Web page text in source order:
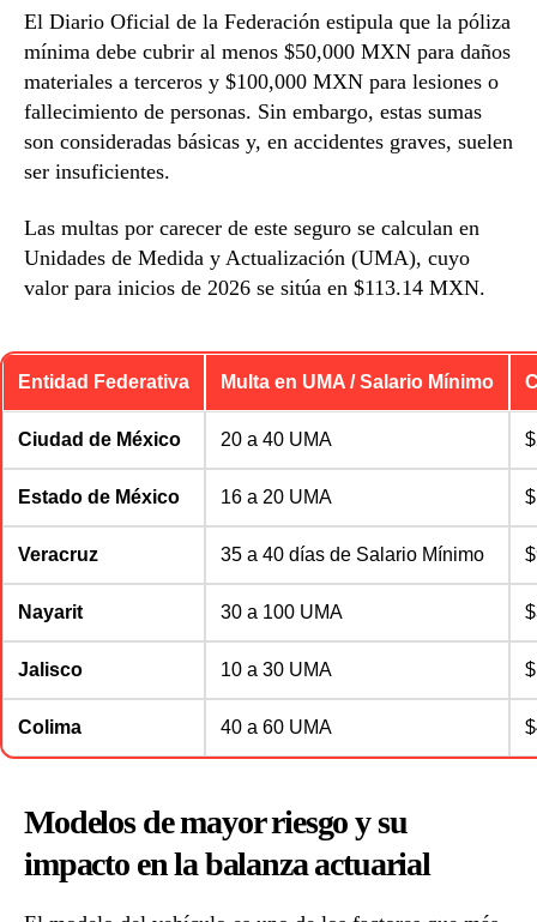
El Diario Oficial de la Federación estipula que la póliza
mínima debe cubrir al menos $50,000 MXN para daños
materiales a terceros y $100,000 MXN para lesiones o
fallecimiento de personas. Sin embargo, estas sumas
son consideradas básicas y, en accidentes graves, suelen
ser insuficientes.
Las multas por carecer de este seguro se calculan en
Unidades de Medida y Actualización (UMA), cuyo
valor para inicios de 2026 se sitúa en $113.14 MXN.
Entidad Federativa Multa en UMA / Salario Mínimo
Ciudad de México 20 a 40 UMA
Estado de México 16 a 20 UMA
Veracruz 35 a 40 días de Salario Mínimo
Nayarit 30 a 100 UMA
Jalisco 10 a 30 UMA
Colima 40 a 60 UMA
Modelos de mayor riesgo y su
impacto en la balanza actuarial